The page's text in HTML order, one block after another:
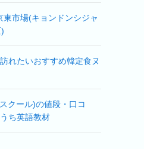
市場(キョンドンシジャ
れたいおすすめ韓定食ヌ
クール)の値段・口コ
ち英語教材